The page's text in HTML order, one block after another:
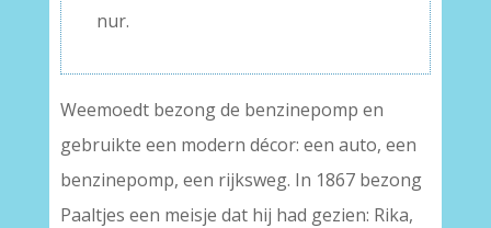
nur.
Weemoedt bezong de benzinepomp en
gebruikte een modern décor: een auto, een
benzinepomp, een rijksweg. In 1867 bezong
Paaltjes een meisje dat hij had gezien: Rika,